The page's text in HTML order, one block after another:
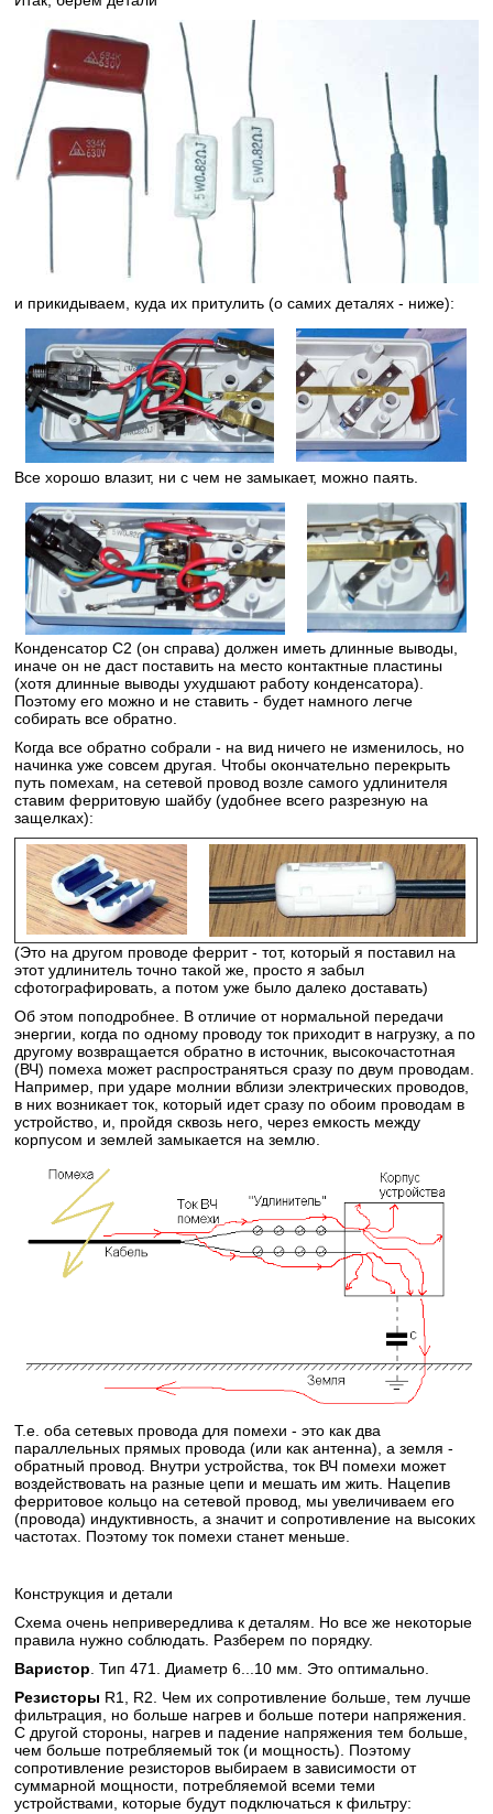
и прикидываем, куда их притулить (о самих деталях - ниже):
Все хорошо влазит, ни с чем не замыкает, можно паять.
Конденсатор С2 (он справа) должен иметь длинные выводы,
иначе он не даст поставить на место контактные пластины
(хотя длинные выводы ухудшают работу конденсатора).
Поэтому его можно и не ставить - будет намного легче
собирать все обратно.
Когда все обратно собрали - на вид ничего не изменилось, но
начинка уже совсем другая. Чтобы окончательно перекрыть
путь помехам, на сетевой провод возле самого удлинителя
ставим ферритовую шайбу (удобнее всего разрезную на
защелках):
(Это на другом проводе феррит - тот, который я поставил на
этот удлинитель точно такой же, просто я забыл
сфотографировать, а потом уже было далеко доставать)
Об этом поподробнее. В отличие от нормальной передачи
энергии, когда по одному проводу ток приходит в нагрузку, а по
другому возвращается обратно в источник, высокочастотная
(ВЧ) помеха может распространяться сразу по двум проводам.
Например, при ударе молнии вблизи электрических проводов,
в них возникает ток, который идет сразу по обоим проводам в
устройство, и, пройдя сквозь него, через емкость между
корпусом и землей замыкается на землю.
Т.е. оба сетевых провода для помехи - это как два
параллельных прямых провода (или как антенна), а земля -
обратный провод. Внутри устройства, ток ВЧ помехи может
воздействовать на разные цепи и мешать им жить. Нацепив
ферритовое кольцо на сетевой провод, мы увеличиваем его
(провода) индуктивность, а значит и сопротивление на высоких
частотах. Поэтому ток помехи станет меньше.
Конструкция и детали
Схема очень непривередлива к деталям. Но все же некоторые
правила нужно соблюдать. Разберем по порядку.
Варистор. Тип 471. Диаметр 6...10 мм. Это оптимально.
Резисторы R1, R2. Чем их сопротивление больше, тем лучше
фильтрация, но больше нагрев и больше потери напряжения.
С другой стороны, нагрев и падение напряжения тем больше,
чем больше потребляемый ток (и мощность). Поэтому
сопротивление резисторов выбираем в зависимости от
суммарной мощности, потребляемой всеми теми
устройствами, которые будут подключаться к фильтру: